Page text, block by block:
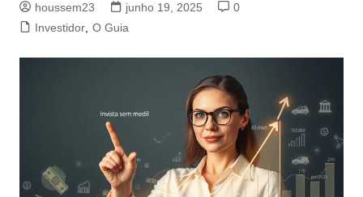
houssem23 junho 19, 2025
0
Investidor, O Guia